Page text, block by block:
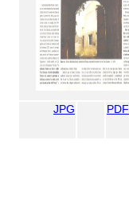
JPG PDF